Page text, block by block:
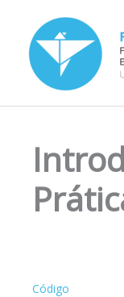
content
Código